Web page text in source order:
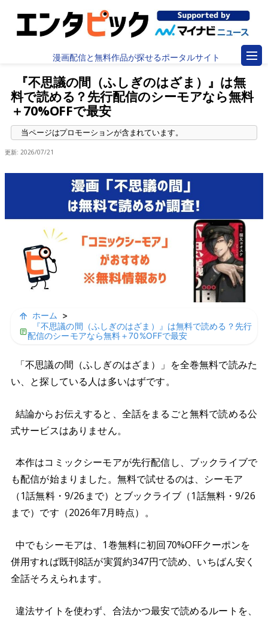
漫画配信と無料作品が探せるポータルサイト
『不思議の間（ふしぎのはざま）』は無
料で読める？先行配信のシーモアなら無料
＋70%OFFで最安
更新: 2026/07/21
ホーム
>
『不思議の間（ふしぎのはざま）』は無料で読める？先行
配信のシーモアなら無料＋70%OFFで最安
「不思議の間（ふしぎのはざま）」を全巻無料で読みた
い、と探している人は多いはずです。
結論からお伝えすると、全話をまるごと無料で読める公
式サービスはありません。
本作はコミックシーモアが先行配信し、ブックライブで
も配信が始まりました。無料で試せるのは、シーモア
（1話無料・9/26まで）とブックライブ（1話無料・9/26
まで）です（2026年7月時点）。
中でもシーモアは、1巻無料に初回70%OFFクーポンを
併用すれば既刊8話が実質約347円で読め、いちばん安く
全話そろえられます。
違法サイトを使わず、合法かつ最安で読めるルートを、